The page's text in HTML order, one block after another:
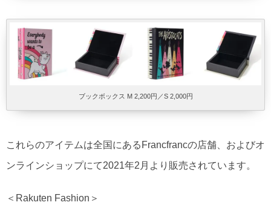
ブックボックス M 2,200円／S 2,000円
これらのアイテムは全国にあるFrancfrancの店舗、およびオ
ンラインショップにて2021年2月より販売されています。
＜Rakuten Fashion＞